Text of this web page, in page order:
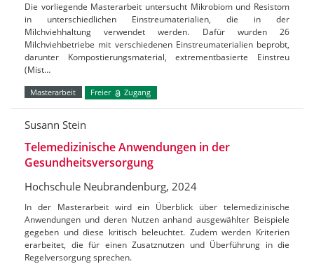
Die vorliegende Masterarbeit untersucht Mikrobiom und Resistom
in unterschiedlichen Einstreumaterialien, die in der
Milchviehhaltung verwendet werden. Dafür wurden 26
Milchviehbetriebe mit verschiedenen Einstreumaterialien beprobt,
darunter Kompostierungsmaterial, extrementbasierte Einstreu
(Mist…
Masterarbeit Freier Zugang
Susann Stein
Telemedizinische Anwendungen in der
Gesundheitsversorgung
Hochschule Neubrandenburg, 2024
In der Masterarbeit wird ein Überblick über telemedizinische
Anwendungen und deren Nutzen anhand ausgewählter Beispiele
gegeben und diese kritisch beleuchtet. Zudem werden Kriterien
erarbeitet, die für einen Zusatznutzen und Überführung in die
Regelversorgung sprechen.